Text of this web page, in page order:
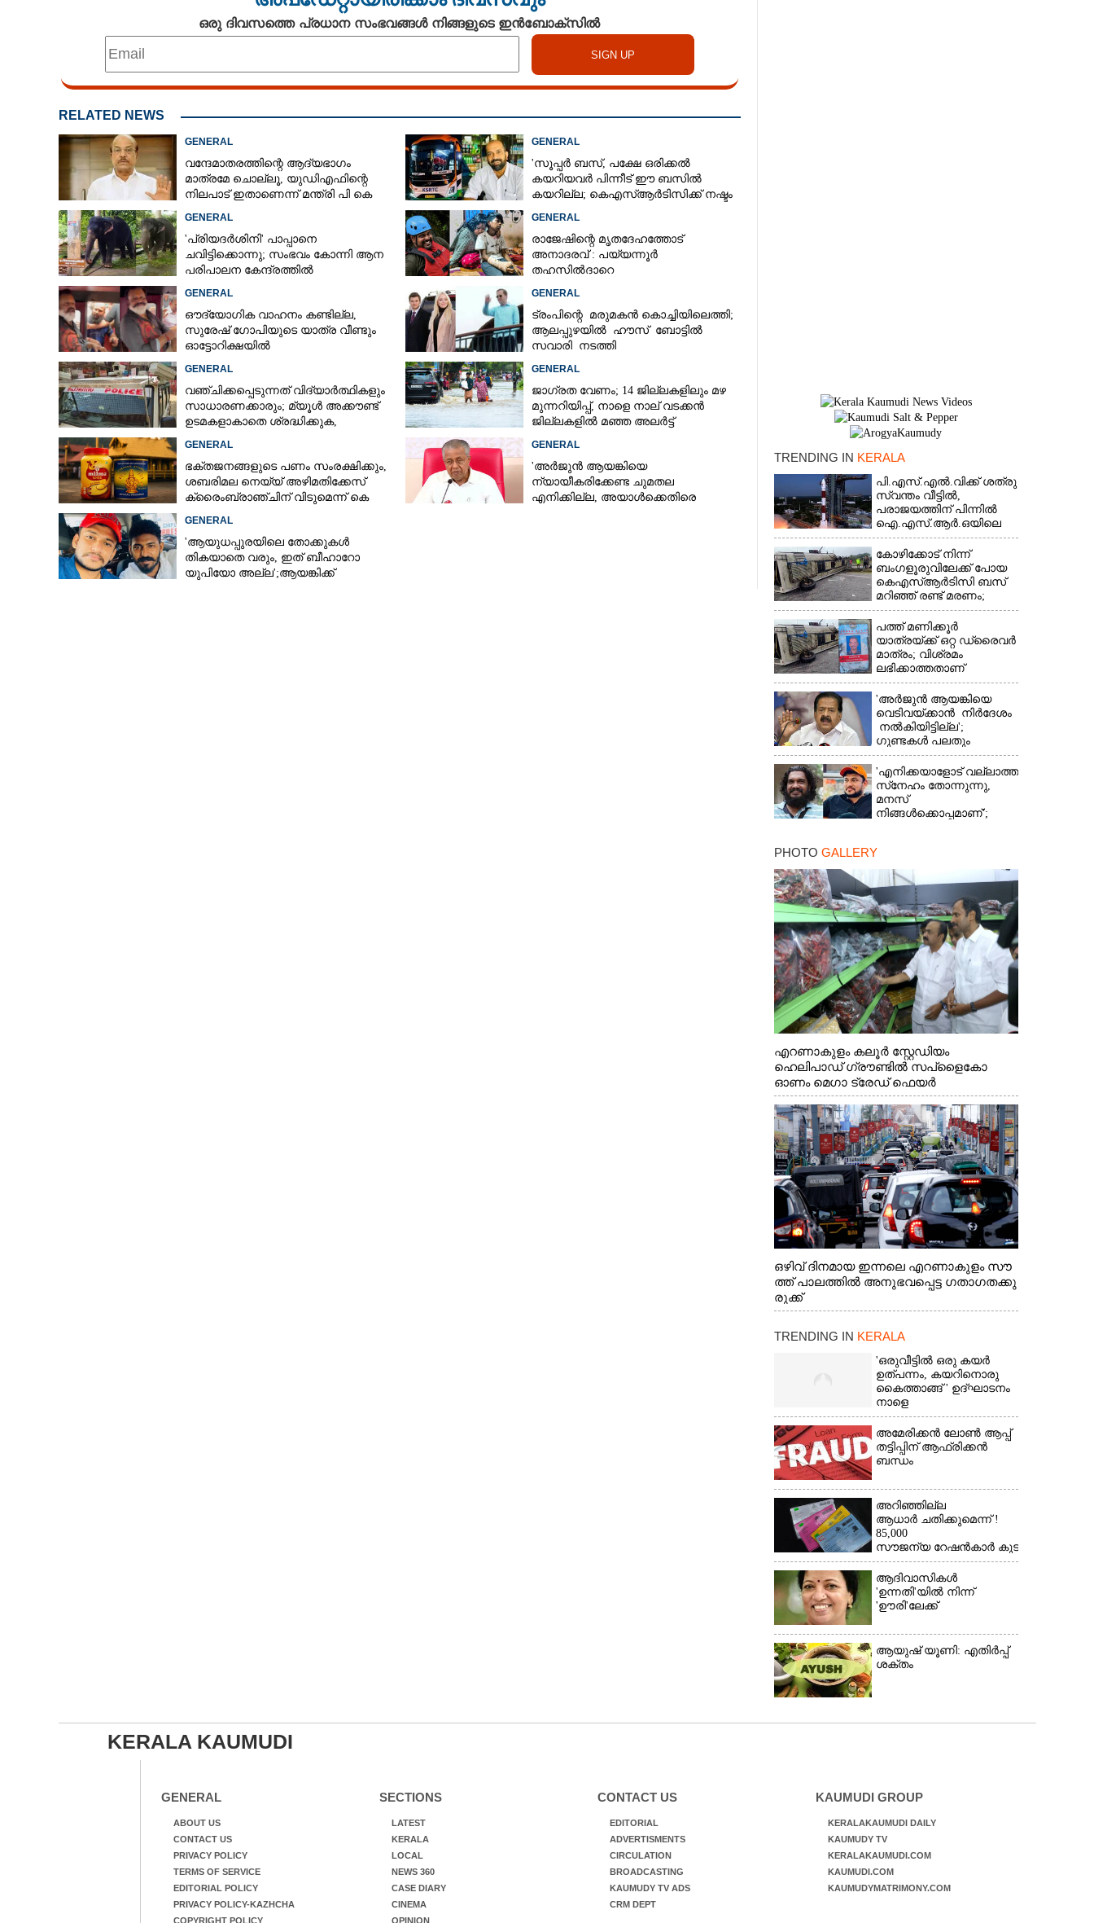
ഒരു ദിവസത്തെ പ്രധാന സംഭവങ്ങൾ നിങ്ങളുടെ ഇൻബോക്സിൽ
RELATED NEWS
GENERAL
വന്ദേമാതരത്തിന്റെ ആദ്യഭാഗം
മാത്രമേ ചൊല്ലൂ,​ യുഡിഎഫിന്റെ
നിലപാട് ഇതാണെന്ന് മന്ത്രി പി കെ
GENERAL
'സൂപ്പർ ബസ്, പക്ഷേ ഒരിക്കൽ
കയറിയവർ പിന്നീട് ഈ ബസിൽ
കയറില്ല; കെഎസ്ആർടിസിക്ക് നഷ്ടം
GENERAL
'പ്രിയദർശിനി' പാപ്പാനെ
ചവിട്ടിക്കൊന്നു; സംഭവം കോന്നി ആന
പരിപാലന കേന്ദ്രത്തിൽ
GENERAL
രാജേഷിന്റെ മൃതദേഹത്തോട്
അനാദരവ് : പയ്യന്നൂർ
തഹസിൽദാറെ
GENERAL
ഔദ്യോഗിക വാഹനം കണ്ടില്ല,
സുരേഷ് ഗോപിയുടെ യാത്ര വീണ്ടും
ഓട്ടോറിക്ഷയിൽ
GENERAL
ട്രംപിന്റെ മരുമകൻ കൊച്ചിയിലെത്തി;
ആലപ്പുഴയിൽ ഹൗസ് ബോട്ടിൽ
സവാരി നടത്തി
GENERAL
വഞ്ചിക്കപ്പെടുന്നത് വിദ്യാർത്ഥികളും
സാധാരണക്കാരും; മ്യൂൾ അക്കൗണ്ട്
ഉടമകളാകാതെ ശ്രദ്ധിക്കുക,
GENERAL
ജാഗ്രത വേണം; 14 ജില്ലകളിലും മഴ
മുന്നറിയിപ്പ്, നാളെ നാല് വടക്കൻ
ജില്ലകളിൽ മഞ്ഞ അലർട്ട്
GENERAL
ഭക്തജനങ്ങളുടെ പണം സംരക്ഷിക്കും,
ശബരിമല നെയ്യ് അഴിമതിക്കേസ്
ക്രൈംബ്രാഞ്ചിന് വിടുമെന്ന് കെ
GENERAL
'അർജുൻ ആയങ്കിയെ
ന്യായീകരിക്കേണ്ട ചുമതല
എനിക്കില്ല, അയാൾക്കെതിരെ
GENERAL
'ആയുധപ്പുരയിലെ തോക്കുകൾ
തികയാതെ വരും, ഇത് ബീഹാറോ
യുപിയോ അല്ല';ആയങ്കിക്ക്
TRENDING IN KERALA
പി.എസ്.എൽ.വിക്ക് ശത്രു
സ്വന്തം വീട്ടിൽ,​
പരാജയത്തിന് പിന്നിൽ
ഐ.എസ്.ആർ.ഒയിലെ
ഉന്നതൻ
കോഴിക്കോട് നിന്ന്
ബംഗളൂരുവിലേക്ക് പോയ
കെഎസ്‌ആർടിസി ബസ്
മറിഞ്ഞ് രണ്ട് മരണം;
നിരവധിപേർ
ഗുരുതരാവസ്ഥയിൽ
പത്ത് മണിക്കൂർ
യാത്രയ്‌ക്ക് ഒറ്റ ഡ്രൈവർ
മാത്രം; വിശ്രമം
ലഭിക്കാത്തതാണ്
കെഎസ്‌ആർടിസി
അപകടത്തിന്
കാരണമെന്ന് വിമർശനം
'അർജുൻ ആയങ്കിയെ
വെടിവയ്ക്കാൻ നിർദേശം
നൽകിയിട്ടില്ല';
ഗുണ്ടകൾ പലതും
പറയുമെന്ന് രമേശ്
ചെന്നിത്തല
'എനിക്കയാളോട് വല്ലാത്ത
സ്‌നേഹം തോന്നുന്നു,
മനസ്
നിങ്ങൾക്കൊപ്പമാണ്';
PHOTO GALLERY
എറണാകുളം കലൂർ സ്റ്റേഡിയം
ഹെലിപാഡ് ഗ്രൗണ്ടിൽ സപ്ളൈകോ
ഓണം മെഗാ ട്രേഡ് ഫെയർ
സംസ്ഥാനതല ഉദ്ഘാടനം നിർവഹിച്ച്
സ്റ്റാൾ സന്ദർശിക്കുന്ന മുഖ്യമന്ത്രി വി.ഡി.
സതീശൻ. മന്ത്രി അനൂപ് ജേക്കബ് സമീപം
ഒഴിവ് ദിനമായ ഇന്നലെ എറണാകുളം സൗ
ത്ത് പാലത്തിൽ അനുഭവപ്പെട്ട ഗതാഗതക്കു
രുക്ക്
TRENDING IN KERALA
'ഒരുവീട്ടിൽ ഒരു കയർ
ഉത്പന്നം, കയറിനൊരു
കൈത്താങ്ങ് ' ഉദ്ഘാടനം
നാളെ
അമേരിക്കൻ ലോൺ ആപ്പ്
തട്ടിപ്പിന് ആഫ്രിക്കൻ
ബന്ധം
അറിഞ്ഞില്ല
ആധാർ ചതിക്കുമെന്ന് !
85,000
സൗജന്യ റേഷൻകാർ കുടുങ്ങി
ആദിവാസികൾ
'ഉന്നതി'യിൽ നിന്ന്
'ഊരി'ലേക്ക്
ആയുഷ് യൂണി: എതിർപ്പ്
ശക്തം
KERALA KAUMUDI
GENERAL
ABOUT US
CONTACT US
PRIVACY POLICY
TERMS OF SERVICE
EDITORIAL POLICY
PRIVACY POLICY-KAZHCHA
COPYRIGHT POLICY
SECTIONS
LATEST
KERALA
LOCAL
NEWS 360
CASE DIARY
CINEMA
OPINION
CONTACT US
EDITORIAL
ADVERTISMENTS
CIRCULATION
BROADCASTING
KAUMUDY TV ADS
CRM DEPT
KAUMUDI GROUP
KERALAKAUMUDI DAILY
KAUMUDY TV
KERALAKAUMUDI.COM
KAUMUDI.COM
KAUMUDYMATRIMONY.COM
×